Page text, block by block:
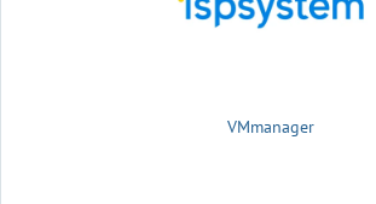
VMmanager